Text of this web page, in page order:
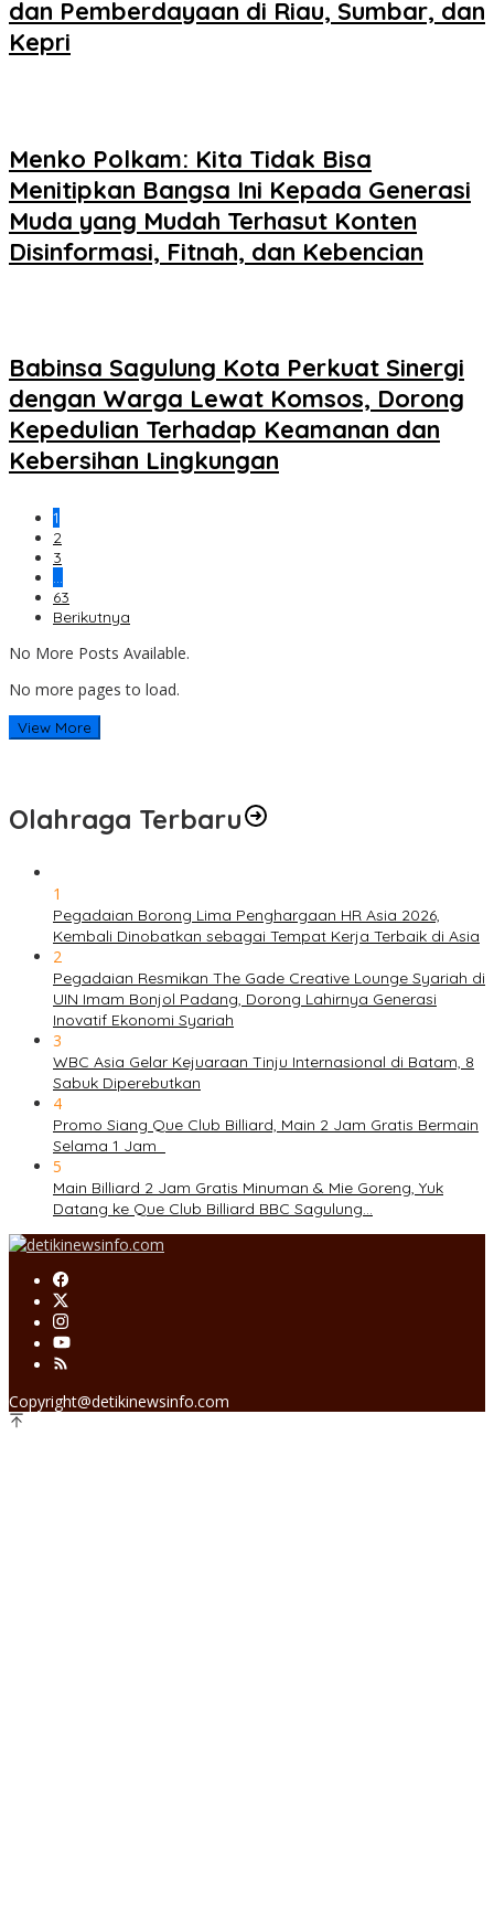
dan Pemberdayaan di Riau, Sumbar, dan
Kepri
Menko Polkam: Kita Tidak Bisa
Menitipkan Bangsa Ini Kepada Generasi
Muda yang Mudah Terhasut Konten
Disinformasi, Fitnah, dan Kebencian
Babinsa Sagulung Kota Perkuat Sinergi
dengan Warga Lewat Komsos, Dorong
Kepedulian Terhadap Keamanan dan
Kebersihan Lingkungan
1
2
3
…
63
Berikutnya
No More Posts Available.
No more pages to load.
View More
Olahraga Terbaru
1
Pegadaian Borong Lima Penghargaan HR Asia 2026,
Kembali Dinobatkan sebagai Tempat Kerja Terbaik di Asia
2
Pegadaian Resmikan The Gade Creative Lounge Syariah di
UIN Imam Bonjol Padang, Dorong Lahirnya Generasi
Inovatif Ekonomi Syariah
3
WBC Asia Gelar Kejuaraan Tinju Internasional di Batam, 8
Sabuk Diperebutkan
4
Promo Siang Que Club Billiard, Main 2 Jam Gratis Bermain
Selama 1 Jam
5
Main Billiard 2 Jam Gratis Minuman & Mie Goreng, Yuk
Datang ke Que Club Billiard BBC Sagulung…
Copyright@detikinewsinfo.com